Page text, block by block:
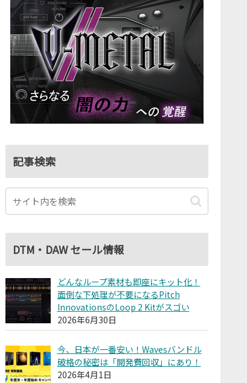
記事検索
DTM・DAW セール情報
どんなループ素材も即座にキット化！
面倒な下処理が不要になるPitch
InnovationsのLoop 2 Kitがスゴい
2026年6月30日
今、日本が一番安い！Wavesバンドル
破格の秘密は「開発費回収」にあり！
2026年4月1日